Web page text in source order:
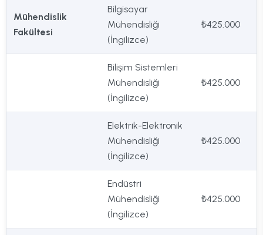
Mühendislik
Fakültesi
Bilgisayar
Mühendisliği
(İngilizce)
₺425.000
Bilişim Sistemleri
Mühendisliği
(İngilizce)
₺425.000
Elektrik-Elektronik
Mühendisliği
(İngilizce)
₺425.000
Endüstri
Mühendisliği
(İngilizce)
₺425.000